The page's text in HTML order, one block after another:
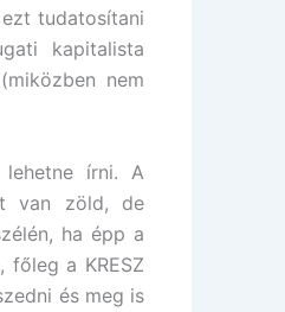
tudatosítani
kapitalista
nem
lehetne írni. A
van zöld, de
ha épp a
a KRESZ
és meg is